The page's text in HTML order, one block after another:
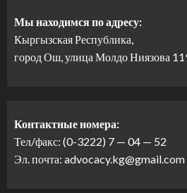
Мы находимся по адресу:
Кыргызская Республика,
город Ош, улица Молдо Ниязова
Контактные номера:
Тел/факс: (0-3222) 7 — 04 — 52
Эл. почта: advocacy.kg@gmail.com